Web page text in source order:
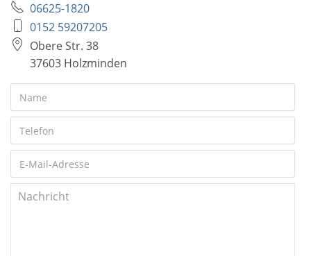
06625-1820
0152 59207205
Obere Str. 38
37603 Holzminden